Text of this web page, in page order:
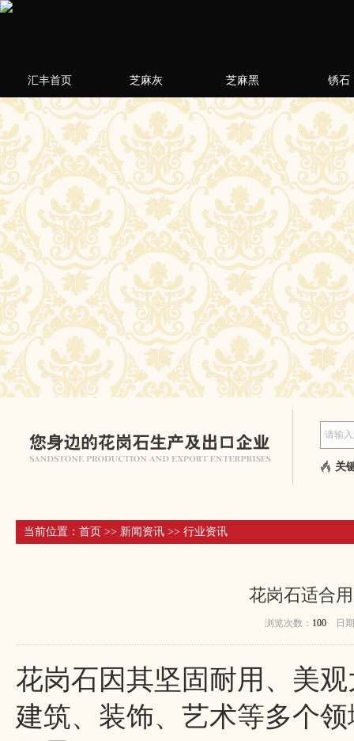
汇丰首页 芝麻灰 芝麻黑 锈石
关
当前位置： 首页 >> 新闻资讯 >> 行业资讯
花岗石适合
浏览次数： 100 日
花岗石因其坚固耐用、美
建筑、装饰、艺术等多个